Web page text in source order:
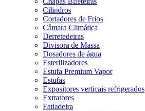
Cilindros
Cortadores de Frios
Câmara Climática
Derretedeiras
Divisora de Massa
Dosadores de água
Esterilizadores
Estufa Premium Vapor
Estufas
Expositores verticais refrigerados
Extratores
Fatiadeira